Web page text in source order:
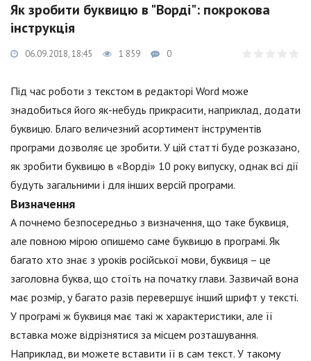
Як зробити буквицю в "Ворді": покрокова
інструкція
06.09.2018, 18:45 1 859 0
Під час роботи з текстом в редакторі Word може
знадобиться його як-небудь прикрасити, наприклад, додати
буквицю. Благо величезний асортимент інструментів
програми дозволяє це зробити. У цій статті буде розказано,
як зробити буквицю в «Ворді» 10 року випуску, однак всі дії
будуть загальними і для інших версій програми.
Визначення
А почнемо безпосередньо з визначення, що таке буквиця,
але повною мірою опишемо саме буквицю в програмі. Як
багато хто знає з уроків російської мови, буквиця – це
заголовна буква, що стоїть на початку глави. Зазвичай вона
має розмір, у багато разів перевершує інший шрифт у тексті.
У програмі ж буквиця має такі ж характеристики, але її
вставка може відрізнятися за місцем розташування.
Наприклад, ви можете вставити її в сам текст. У такому